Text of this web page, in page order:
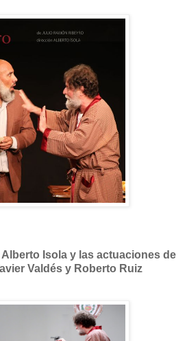
Isola y las actuaciones de
Valdés y Roberto Ruiz